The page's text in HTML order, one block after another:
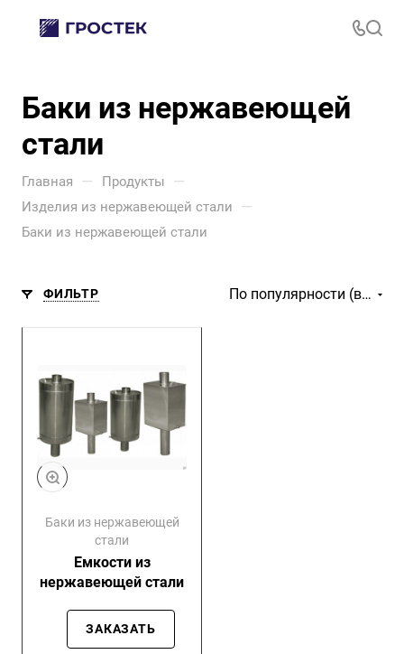
Баки из нержавеющей
стали
Главная — Продукты —
Изделия из нержавеющей стали —
Баки из нержавеющей стали
ФИЛЬТР По популярности (возрастание)
Баки из нержавеющей
стали
Емкости из
нержавеющей стали
ЗАКАЗАТЬ